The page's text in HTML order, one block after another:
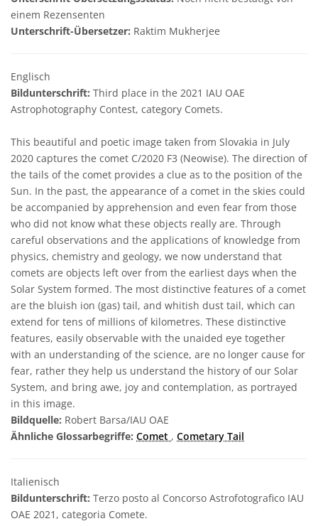
einem Rezensenten
Unterschrift-Übersetzer: Raktim Mukherjee
Englisch
Bildunterschrift: Third place in the 2021 IAU OAE
Astrophotography Contest, category Comets.
This beautiful and poetic image taken from Slovakia in July
2020 captures the comet C/2020 F3 (Neowise). The direction of
the tails of the comet provides a clue as to the position of the
Sun. In the past, the appearance of a comet in the skies could
be accompanied by apprehension and even fear from those
who did not know what these objects really are. Through
careful observations and the applications of knowledge from
physics, chemistry and geology, we now understand that
comets are objects left over from the earliest days when the
Solar System formed. The most distinctive features of a comet
are the bluish ion (gas) tail, and whitish dust tail, which can
extend for tens of millions of kilometres. These distinctive
features, easily observable with the unaided eye together
with an understanding of the science, are no longer cause for
fear, rather they help us understand the history of our Solar
System, and bring awe, joy and contemplation, as portrayed
in this image.
Bildquelle: Robert Barsa/IAU OAE
Ähnliche Glossarbegriffe: Comet , Cometary Tail
Italienisch
Bildunterschrift: Terzo posto al Concorso Astrofotografico IAU
OAE 2021, categoria Comete.